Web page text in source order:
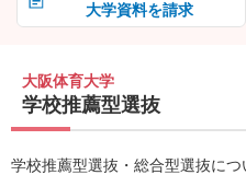
大学資料を請求
大阪体育大学
学校推薦型選抜
学校推薦型選抜・総合型選抜に